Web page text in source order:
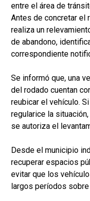
entre el área de
Antes de concretar el
realiza un
de abandono,
correspondiente
Se informó que, una
del rodado cuentan
reubicar el vehículo.
regularice la
se autoriza el
Desde el municipio
recuperar espacios
evitar que los
largos períodos